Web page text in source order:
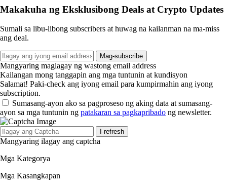
Makakuha ng Eksklusibong Deals at Crypto Updates
Sumali sa libu-libong subscribers at huwag na kailanman na ma-miss
ang deal.
Mag-subscribe
Mangyaring maglagay ng wastong email address
Kailangan mong tanggapin ang mga tuntunin at kundisyon
Salamat! Paki-check ang iyong email para kumpirmahin ang iyong
subscription.
Sumasang-ayon ako sa pagproseso ng aking data at sumasang-
ayon sa mga tuntunin ng patakaran sa pagkapribado ng newsletter.
I-refresh
Mangyaring ilagay ang captcha
Mga Kategorya
Mga Kasangkapan